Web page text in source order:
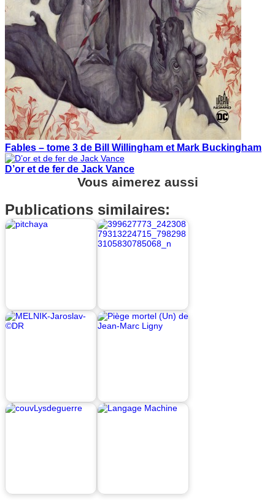
Fables – tome 3 de Bill Willingham et Mark Buckingham
D’or et de fer de Jack Vance
Vous aimerez aussi
Publications similaires: